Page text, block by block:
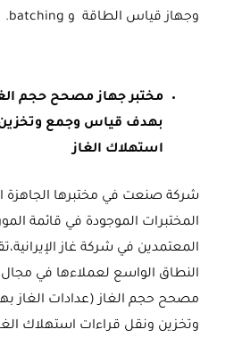
وجهاز قياس الطاقة و batching.
مختبر جهاز مصحح حجم
بهدف قياس وجمع وتخزين
استهلاك الغاز
شركة صنعت في مختبرها الجاهزة
المختبرات الموجودة في قائمة
المعتمدين في شركة غاز
النطاق الواسع لعملاءها في مجال
مصحح حجم الغاز (عدادات الغاز
وتخزين ونقل قراءات استهلاك